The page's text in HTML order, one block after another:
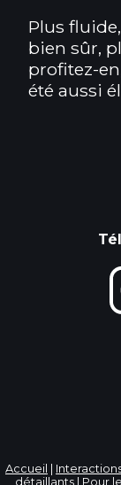
Plus
bien sûr,
profitez-
été aussi
Accueil
détaillants
Pour